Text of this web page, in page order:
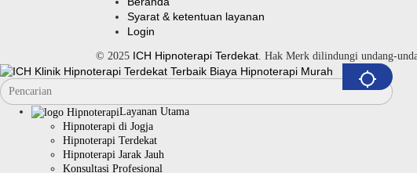
Syarat & ketentuan layanan
Login
© 2025 ICH Hipnoterapi Terdekat . Hak Merk dilindungi undang-
Layanan Utama
Hipnoterapi di Jogja
Hipnoterapi Terdekat
Hipnoterapi Jarak Jauh
Konsultasi Profesional